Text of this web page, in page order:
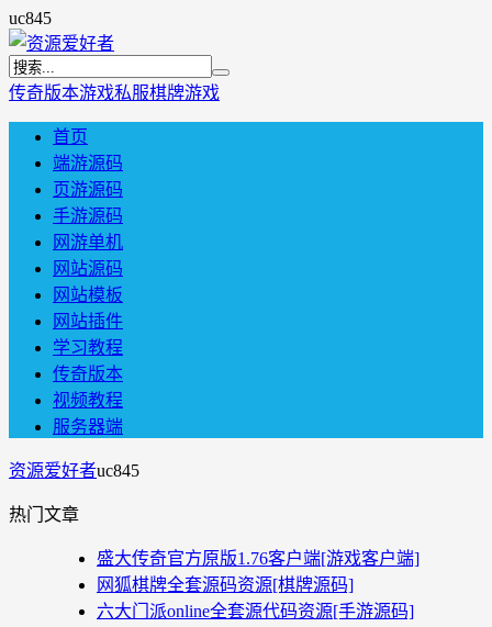
uc845
传奇版本游戏私服棋牌游戏
首页
端游源码
页游源码
手游源码
网游单机
网站源码
网站模板
网站插件
学习教程
传奇版本
视频教程
服务器端
资源爱好者uc845
热门文章
盛大传奇官方原版1.76客户端[游戏客户端]
网狐棋牌全套源码资源[棋牌源码]
六大门派online全套源代码资源[手游源码]